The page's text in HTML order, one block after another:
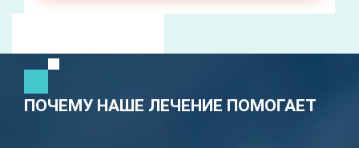
ПОЧЕМУ НАШЕ ЛЕЧЕНИЕ ПОМОГАЕТ